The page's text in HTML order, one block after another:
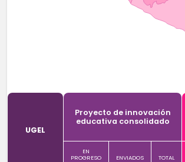
UGEL
Proyecto de innovación
educativa consolidado
EN
PROGRESO
ENVIADOS TOTAL